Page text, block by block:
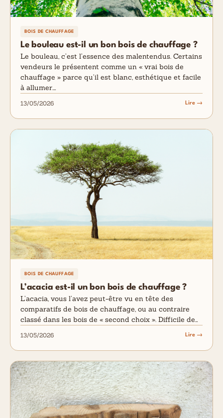
BOIS DE CHAUFFAGE
Le bouleau est-il un bon bois de chauffage ?
Le bouleau, c’est l’essence des malentendus. Certains
vendeurs le présentent comme un « vrai bois de
chauffage » parce qu’il est blanc, esthétique et facile
à allumer.…
13/05/2026 Lire →
BOIS DE CHAUFFAGE
L’acacia est-il un bon bois de chauffage ?
L’acacia, vous l’avez peut-être vu en tête des
comparatifs de bois de chauffage, ou au contraire
classé dans les bois de « second choix ». Difficile de…
13/05/2026 Lire →